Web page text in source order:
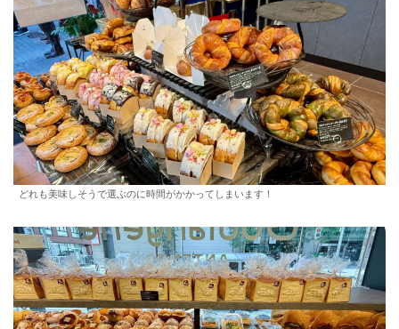
どれも美味しそうで選ぶのに時間がかかってしまいます！